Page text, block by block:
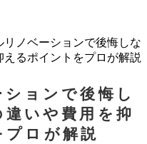
リノベーションで後悔しな
るポイントをプロが解説
ョンで後悔し
いや費用を抑
プロが解説